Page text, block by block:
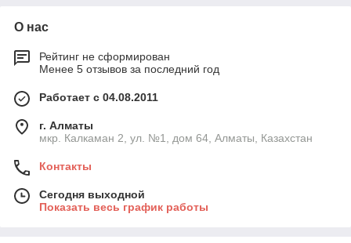
О нас
Рейтинг не сформирован
Менее 5 отзывов за последний год
Работает с 04.08.2011
г. Алматы
мкр. Калкаман 2, ул. №1, дом 64, Алматы, Казахстан
Контакты
Сегодня выходной
Показать весь график работы